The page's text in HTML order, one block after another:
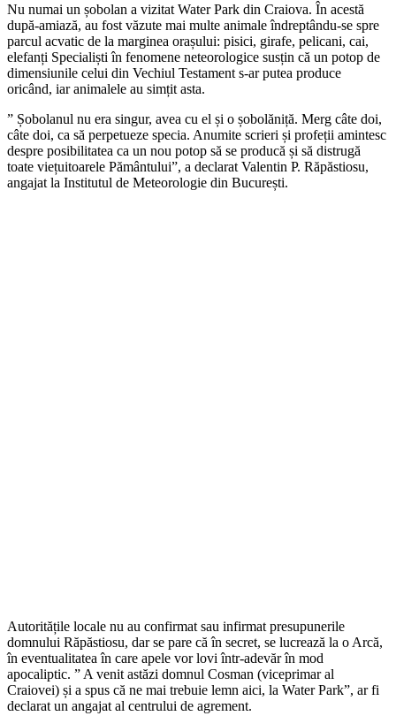
Nu numai un șobolan a vizitat Water Park din Craiova. În acestă
după-amiază, au fost văzute mai multe animale îndreptându-se spre
parcul acvatic de la marginea orașului: pisici, girafe, pelicani, cai,
elefanți Specialiști în fenomene neteorologice susțin că un potop de
dimensiunile celui din Vechiul Testament s-ar putea produce
oricând, iar animalele au simțit asta.
” Șobolanul nu era singur, avea cu el și o șobolăniță. Merg câte doi,
câte doi, ca să perpetueze specia. Anumite scrieri și profeții amintesc
despre posibilitatea ca un nou potop să se producă și să distrugă
toate viețuitoarele Pământului”, a declarat Valentin P. Răpăstiosu,
angajat la Institutul de Meteorologie din București.
Autoritățile locale nu au confirmat sau infirmat presupunerile
domnului Răpăstiosu, dar se pare că în secret, se lucrează la o Arcă,
în eventualitatea în care apele vor lovi într-adevăr în mod
apocaliptic. ” A venit astăzi domnul Cosman (viceprimar al
Craiovei) și a spus că ne mai trebuie lemn aici, la Water Park”, ar fi
declarat un angajat al centrului de agrement.